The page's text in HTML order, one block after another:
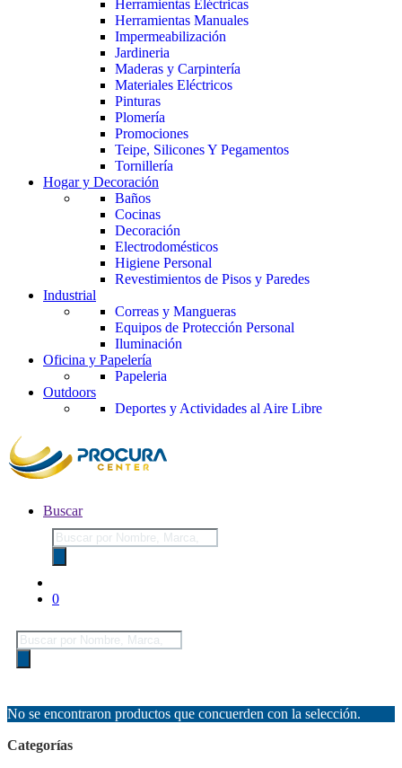
Herramientas Eléctricas
Herramientas Manuales
Impermeabilización
Jardineria
Maderas y Carpintería
Materiales Eléctricos
Pinturas
Plomería
Promociones
Teipe, Silicones Y Pegamentos
Tornillería
Hogar y Decoración
Baños
Cocinas
Decoración
Electrodomésticos
Higiene Personal
Revestimientos de Pisos y Paredes
Industrial
Correas y Mangueras
Equipos de Protección Personal
Iluminación
Oficina y Papelería
Papeleria
Outdoors
Deportes y Actividades al Aire Libre
Buscar
Búsqueda
de
productos
0
Búsqueda
de
productos
No se encontraron productos que concuerden con la selección.
Categorías